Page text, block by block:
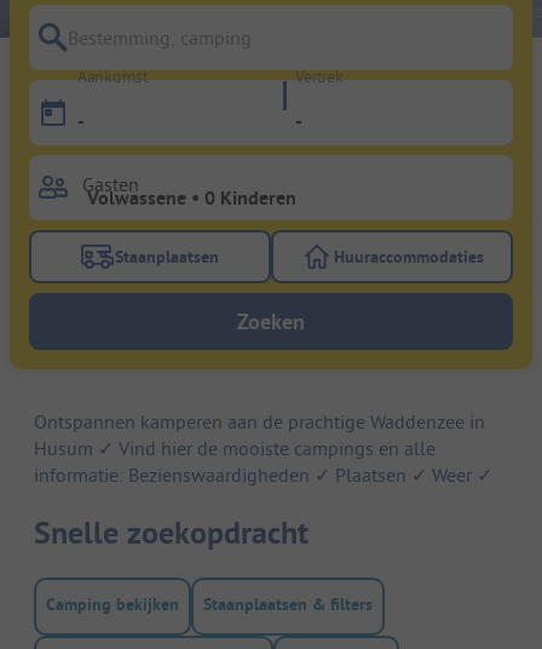
Bestemming, camping
Aankomst
-
Vertrek
-
Gasten
Gebruik de filterknop staanplaatsen om te zoeken
Staanplaatsen Gebruik de
Huuraccommodaties
Zoeken
Ontspannen kamperen aan de prachtige Waddenzee in
Husum ✓ Vind hier de mooiste campings en alle
informatie: Bezienswaardigheden ✓ Plaatsen ✓ Weer ✓
Snelle zoekopdracht
Camping bekijken Staanplaatsen & filters